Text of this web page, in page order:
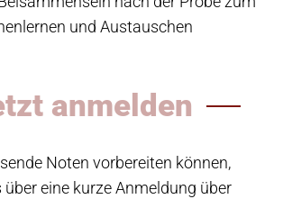
und Austauschen
anmelden
Noten vorbereiten können,
eine kurze Anmeldung über